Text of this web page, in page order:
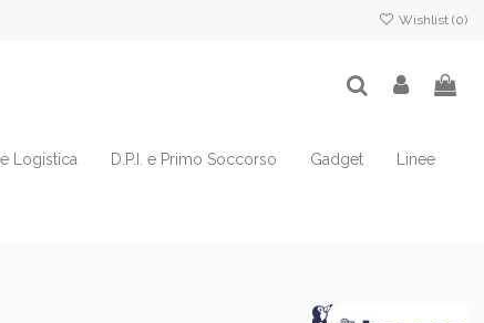
Wishlist (0)
Logistica D.P.I. e Primo Soccorso Gadget Linee